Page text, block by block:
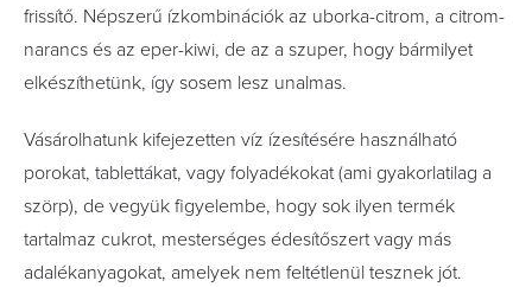
frissítő. Népszerű ízkombinációk az uborka-citrom, a citrom-
narancs és az eper-kiwi, de az a szuper, hogy bármilyet
elkészíthetünk, így sosem lesz unalmas.
Vásárolhatunk kifejezetten víz ízesítésére használható
porokat, tablettákat, vagy folyadékokat (ami gyakorlatilag a
szörp), de vegyük figyelembe, hogy sok ilyen termék
tartalmaz cukrot, mesterséges édesítőszert vagy más
adalékanyagokat, amelyek nem feltétlenül tesznek jót.